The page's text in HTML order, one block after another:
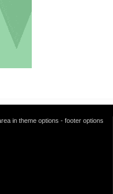
in theme options - footer options